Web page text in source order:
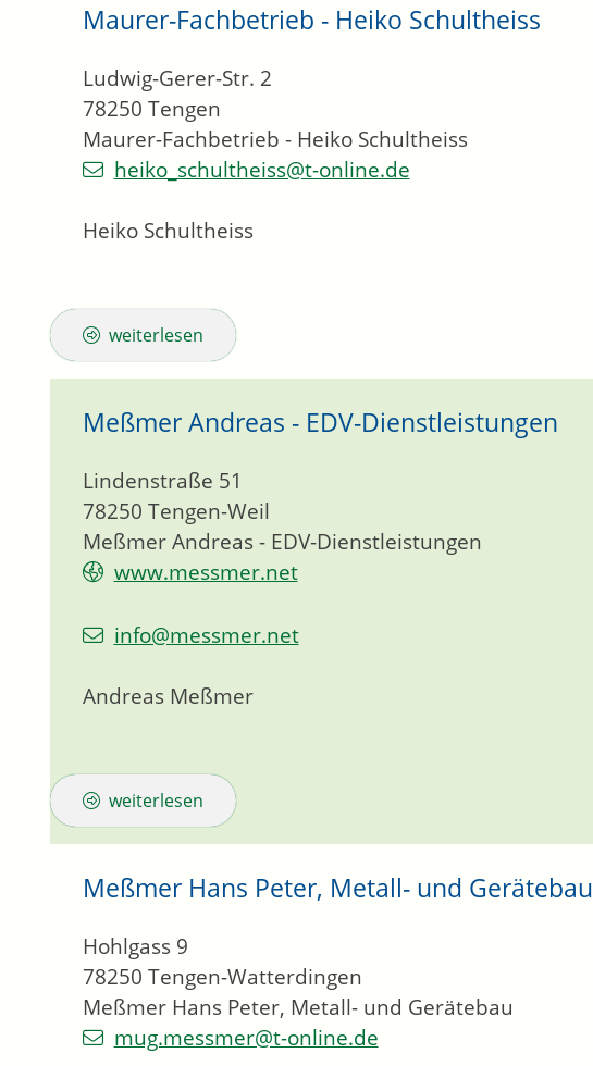
Maurer-Fachbetrieb - Heiko Schultheiss
Maurer-Fachbetrieb - Heiko Schultheiss
Ludwig-Gerer-Str. 2
78250 Tengen
heiko_schultheiss@t-online.de
Heiko Schultheiss
weiterlesen
Meßmer Andreas - EDV-Dienstleistungen
Meßmer Andreas - EDV-Dienstleistungen
Lindenstraße 51
78250 Tengen-Weil
www.messmer.net
info@messmer.net
Andreas Meßmer
weiterlesen
Meßmer Hans Peter, Metall- und Gerätebau
Meßmer Hans Peter, Metall- und Gerätebau
Hohlgass 9
78250 Tengen-Watterdingen
mug.messmer@t-online.de